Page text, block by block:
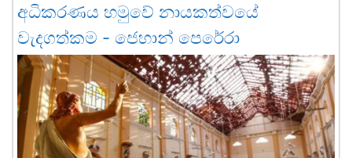
අධිකරණය හමුවේ නායකත්වයේ
වැදගත්කම - ජෙහාන් පෙරේරා